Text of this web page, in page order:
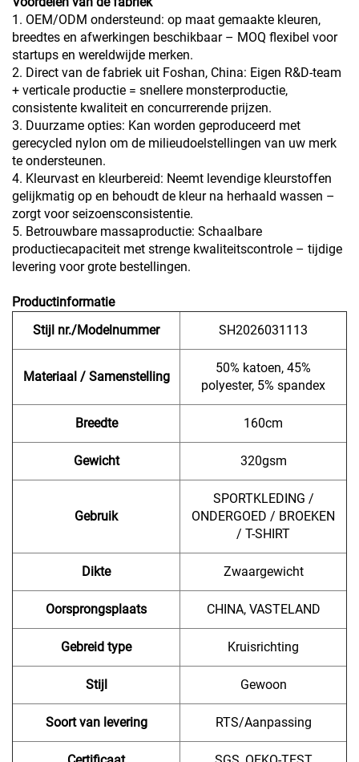
1. OEM/ODM ondersteund: op maat gemaakte kleuren,
breedtes en afwerkingen beschikbaar – MOQ flexibel voor
startups en wereldwijde merken.
2. Direct van de fabriek uit Foshan, China: Eigen R&D-team
+ verticale productie = snellere monsterproductie,
consistente kwaliteit en concurrerende prijzen.
3. Duurzame opties: Kan worden geproduceerd met
gerecycled nylon om de milieudoelstellingen van uw merk
te ondersteunen.
4. Kleurvast en kleurbereid: Neemt levendige kleurstoffen
gelijkmatig op en behoudt de kleur na herhaald wassen –
zorgt voor seizoensconsistentie.
5. Betrouwbare massaproductie: Schaalbare
productiecapaciteit met strenge kwaliteitscontrole – tijdige
levering voor grote bestellingen.
Productinformatie
Stijl nr./Modelnummer
SH2026031113
Materiaal / Samenstelling
50% katoen, 45%
polyester, 5% spandex
Breedte 160cm
Gewicht 320gsm
Gebruik
SPORTKLEDING /
ONDERGOED / BROEKEN
/ T-SHIRT
Dikte Zwaargewicht
Oorsprongsplaats CHINA, VASTELAND
Gebreid type Kruisrichting
Stijl Gewoon
Soort van levering RTS/Aanpassing